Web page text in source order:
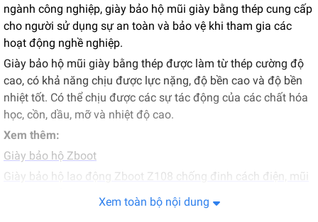
ngành công nghiệp, giày bảo hộ mũi giày bằng thép cung cấp
cho người sử dụng sự an toàn và bảo vệ khi tham gia các
hoạt động nghề nghiệp.
Giày bảo hộ mũi giày bằng thép được làm từ thép cường độ
cao, có khả năng chịu được lực nặng, độ bền cao và độ bền
nhiệt tốt. Có thể chịu được các sự tác động của các chất hóa
học, cồn, dầu, mỡ và nhiệt độ cao.
Xem thêm:
Giày bảo hộ Zboot
Giày bảo hộ lao động Zboot Z108 chống đinh cách điện, mũi
Xem toàn bộ nội dung